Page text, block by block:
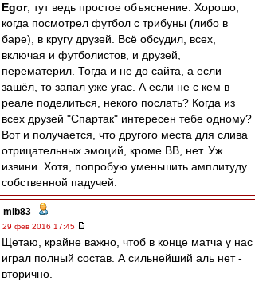
Egor, тут ведь простое объяснение. Хорошо,
когда посмотрел футбол с трибуны (либо в
баре), в кругу друзей. Всё обсудил, всех,
включая и футболистов, и друзей,
перематерил. Тогда и не до сайта, а если
зашёл, то запал уже угас. А если не с кем в
реале поделиться, некого послать? Когда из
всех друзей "Спартак" интересен тебе одному?
Вот и получается, что другого места для слива
отрицательных эмоций, кроме ВВ, нет. Уж
извини. Хотя, попробую уменьшить амплитуду
собственной падучей.
mib83 -
29 фев 2016 17:45
Щетаю, крайне важно, чтоб в конце матча у нас
играл полный состав. А сильнейший аль нет -
вторично.